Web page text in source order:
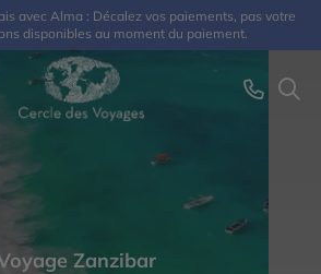
avec Alma : Décalez vos paiements, pas votre
disponibles au moment du paiement.
Zanzibar